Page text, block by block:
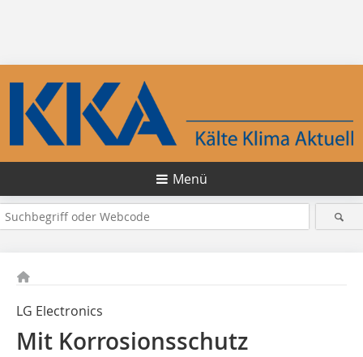
Menü
LG Electronics
Mit Korrosionsschutz